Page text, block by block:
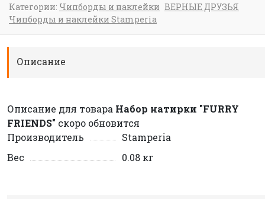
Категории: Чипборды и наклейки ВЕРНЫЕ ДРУЗЬЯ
Чипборды и наклейки Stamperia
Описание
Описание для товара Набор натирки "FURRY
FRIENDS" скоро обновится
Производитель
Stamperia
Вес
0.08 кг